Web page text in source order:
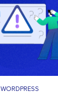
WORDPRESS